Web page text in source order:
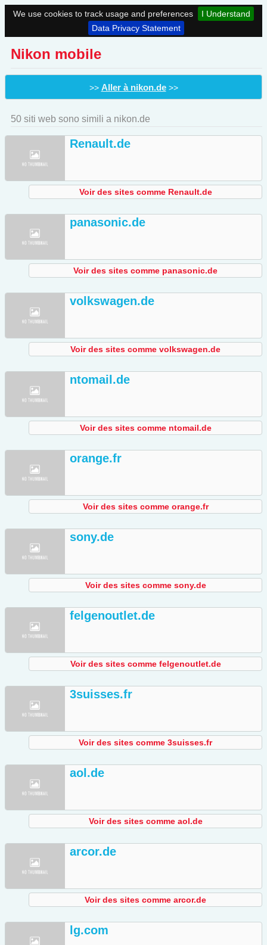
We use cookies to track usage and preferences
I Understand
Data Privacy Statement
Nikon mobile
>> Aller à nikon.de>>
50 siti web sono simili a nikon.de
Renault.de
Voir des sites comme Renault.de
panasonic.de
Voir des sites comme panasonic.de
volkswagen.de
Voir des sites comme volkswagen.de
ntomail.de
Voir des sites comme ntomail.de
orange.fr
Voir des sites comme orange.fr
sony.de
Voir des sites comme sony.de
felgenoutlet.de
Voir des sites comme felgenoutlet.de
3suisses.fr
Voir des sites comme 3suisses.fr
aol.de
Voir des sites comme aol.de
arcor.de
Voir des sites comme arcor.de
lg.com